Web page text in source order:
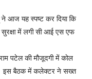
ने आज यह स्पष्ट कर दिया कि
सुरक्षा में लगी सी आई एस एफ
पटेल की मौजूदगी में कोल
इस बैठक में कलेक्टर ने सख्त